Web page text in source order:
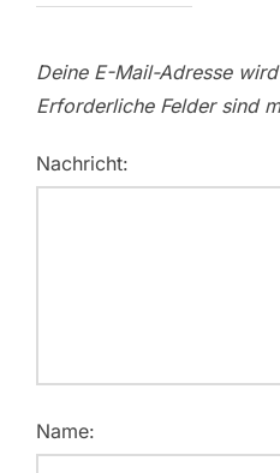
Deine E-Mail-Adresse
Erforderliche Felder sind
Nachricht:
Name: